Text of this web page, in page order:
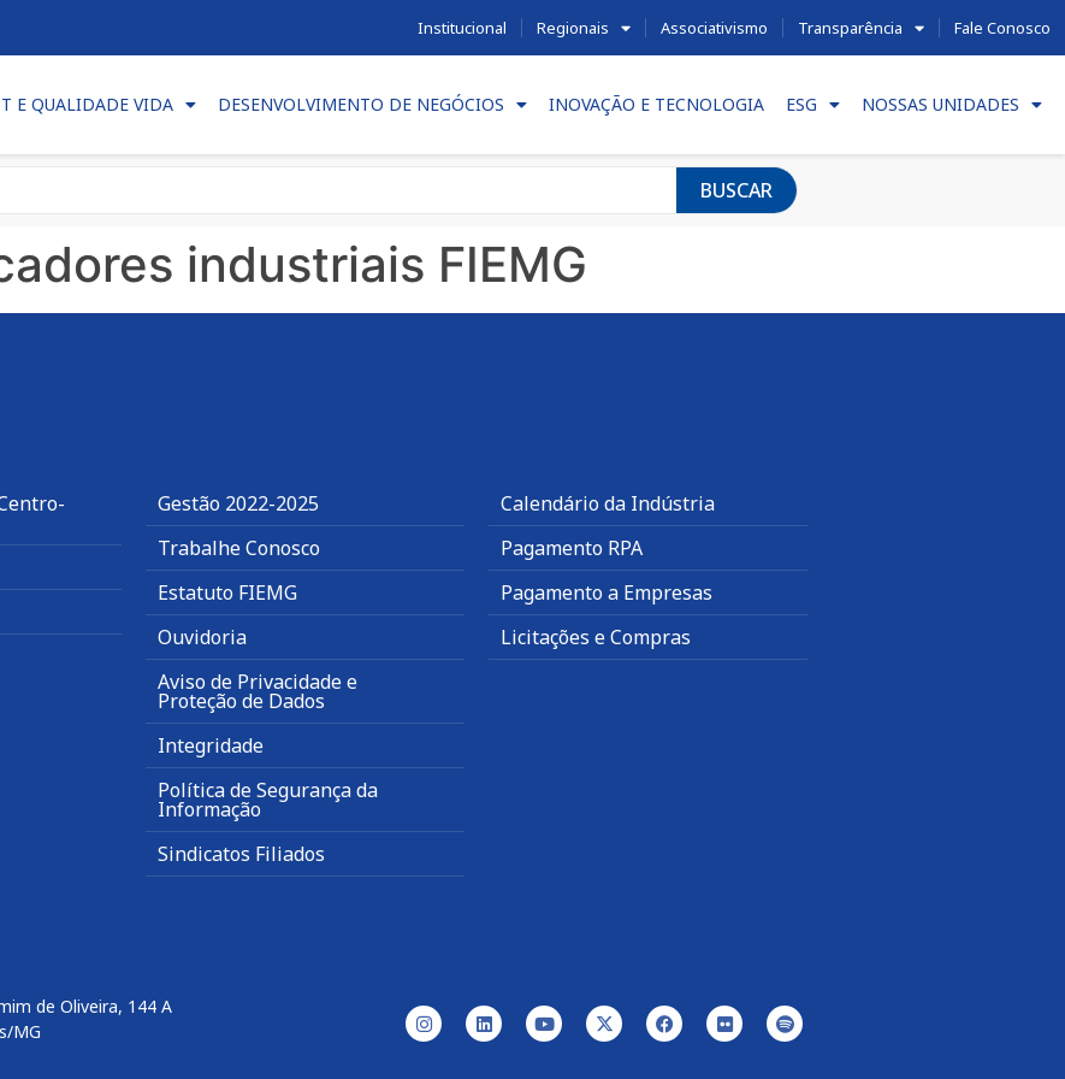
Institucional Regionais Associativismo Transparência Fale Conosco
E QUALIDADE VIDA DESENVOLVIMENTO DE NEGÓCIOS INOVAÇÃO E TECNOLOGIA ESG NOSSAS UNIDADES
BUSCAR
industriais FIEMG
Gestão 2022-2025
Trabalhe Conosco
Estatuto FIEMG
Ouvidoria
Aviso de Privacidade e
Proteção de Dados
Integridade
Política de Segurança da
Informação
Sindicatos Filiados
Calendário da Indústria
Pagamento RPA
Pagamento a Empresas
Licitações e Compras
de Oliveira, 144 A
MG